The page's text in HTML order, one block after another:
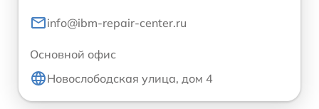
info@ibm-repair-center.ru
Основной офис
Новослободская улица, дом 4